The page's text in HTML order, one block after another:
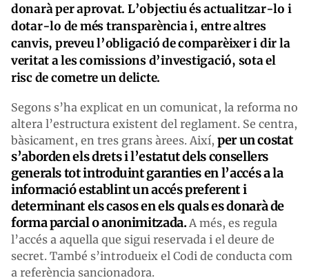
donarà per aprovat. L’objectiu és actualitzar-lo i
dotar-lo de més transparència i, entre altres
canvis, preveu l’obligació de comparèixer i dir la
veritat a les comissions d’investigació, sota el
risc de cometre un delicte.
Segons s’ha explicat en un comunicat, la reforma no
altera l’estructura existent del reglament. Se centra,
bàsicament, en tres grans àrees. Així, per un costat
s’aborden els drets i l’estatut dels consellers
generals tot introduintgaranties en l’accés a la
informació establint un accés preferent i
determinant els casosen els quals es donarà de
formaparcial o anonimitzada.A més, es regula
l’accés a aquella que sigui reservada i el deure de
secret. També s’introdueix el Codi de conducta com
a referència sancionadora.